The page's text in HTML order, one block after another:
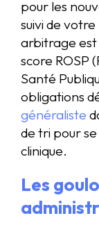
pour les
suivi de
arbitrage
score ROSP
Santé
obligations
généraliste
de tri pour
clinique.
Les